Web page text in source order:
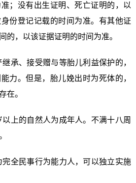
；没有出生证明、死亡证明的，以
份登记记载的时间为准。有其他证
的，以该证据证明的时间为准。
、接受赠与等胎儿利益保护的，
力。但是，胎儿娩出时为死体的，
在。
的自然人为成年人。不满十八周
全民事行为能力人，可以独立实施